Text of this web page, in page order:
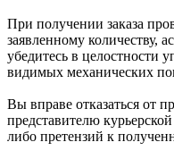
При получении заказа
заявленному количеству,
убедитесь в целостности
видимых механических
Вы вправе отказаться от
представителю
либо претензий к